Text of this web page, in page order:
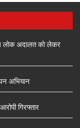
लोक अदालत को लेकर
अभियान
गिरफ्तार